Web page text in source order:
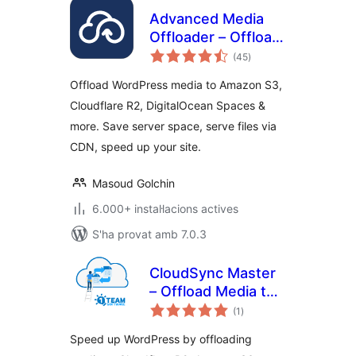
Advanced Media
Offloader – Offload
Media to Amazon
DigitalOcean
Spaces & More
(45puntuacions
totals
)
Offload WordPress media to Amazon S3,
Cloudflare R2, DigitalOcean Spaces &
more. Save server space, serve files via
CDN, speed up your site.
Masoud Golchin
6.000+ instal·lacions actives
S'ha provat amb 7.0.3
CloudSync Master
– Offload Media to
S3, Cloudflare R2 &
(1 puntuacions
totals
)
Speed up WordPress by offloading